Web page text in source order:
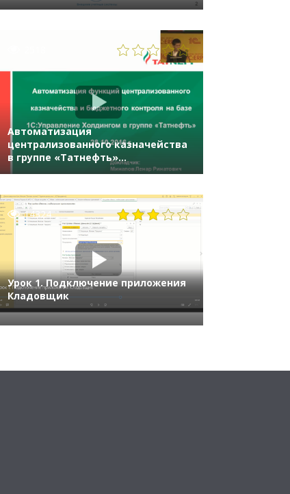
Автоматизация
централизованного казначейства
в группе «Татнефть»
на «1С:Управление холдингом 8»
14324
Урок 1. Подключение приложения
Кладовщик